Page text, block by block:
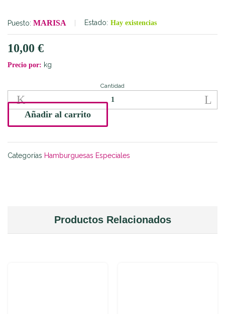
Puesto: MARISA Estado: Hay existencias
10,00 €
Precio por: kg
Burger
Pollo
y
Cantidad
Añadir al carrito
Categorías Hamburguesas Especiales
Productos Relacionados